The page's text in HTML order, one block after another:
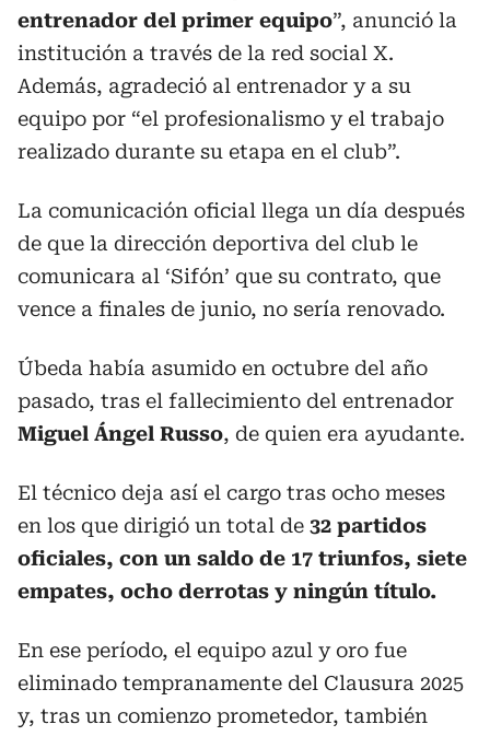
entrenador del primer equipo”, anunció la
institución a través de la red social X.
Además, agradeció al entrenador y a su
equipo por “el profesionalismo y el trabajo
realizado durante su etapa en el club”.
La comunicación oficial llega un día después
de que la dirección deportiva del club le
comunicara al ‘Sifón’ que su contrato, que
vence a finales de junio, no sería renovado.
Úbeda había asumido en octubre del año
pasado, tras el fallecimiento del entrenador
Miguel Ángel Russo, de quien era ayudante.
El técnico deja así el cargo tras ocho meses
en los que dirigió un total de 32 partidos
oficiales, con un saldo de 17 triunfos, siete
empates, ocho derrotas y ningún título.
En ese período, el equipo azul y oro fue
eliminado tempranamente del Clausura 2025
y, tras un comienzo prometedor, también